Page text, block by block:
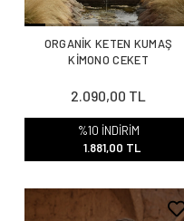
ORGANİK KETEN KUMAŞ
KİMONO CEKET
2.090,00 TL
%10 İNDİRİM
1.881,00 TL